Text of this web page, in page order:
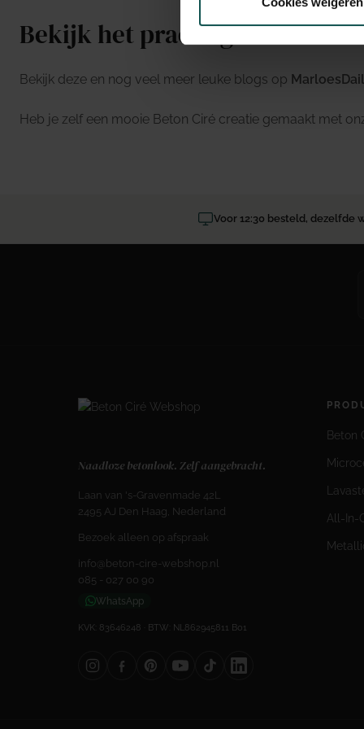
Bekijk het prachtige
Bekijk deze en nog veel meer leuke blogs op
Heb je zelf een mooie Beton Ciré creatie gemaakt met
Voor 12:30 besteld, dezelfde
Naadloze betonlook. Zelf aangebracht.
Laan van 's-Gravenmade 42L
2495 AJ Den Haag, Nederland
Bezoek alleen op afspraak
info@beton-cire-webshop.nl
085 - 027 00 90
WhatsApp
KVK: 83646248 · BTW: NL862945811 B01
Beton
All-In-